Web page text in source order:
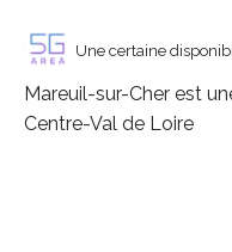
Une certaine
Mareuil-sur-Cher est
Centre-Val de Loire